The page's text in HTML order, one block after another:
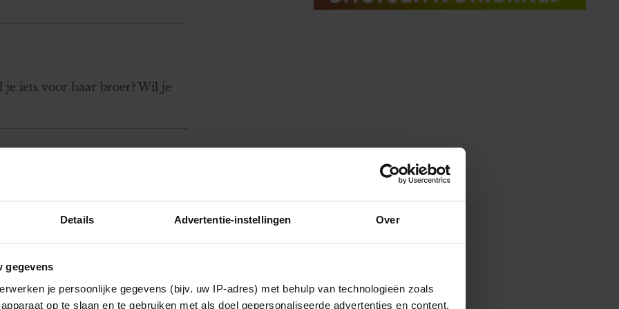
Details Advertentie-instellingen Over
gegevens
je persoonlijke gegevens (bijv. uw IP-adres) met behulp van technologieën zoals
op te slaan en te gebruiken met als doel gepersonaliseerde advertenties en content,
iets voor haar broer? Wil je
met een *man* was? En
Natuurlijk ga je dit niet
er maar mee met wat je
hebt en kies van daar uit
voor je was is geen reden